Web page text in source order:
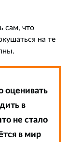
сам, что
на те
оценивать
в
не стало
в мир